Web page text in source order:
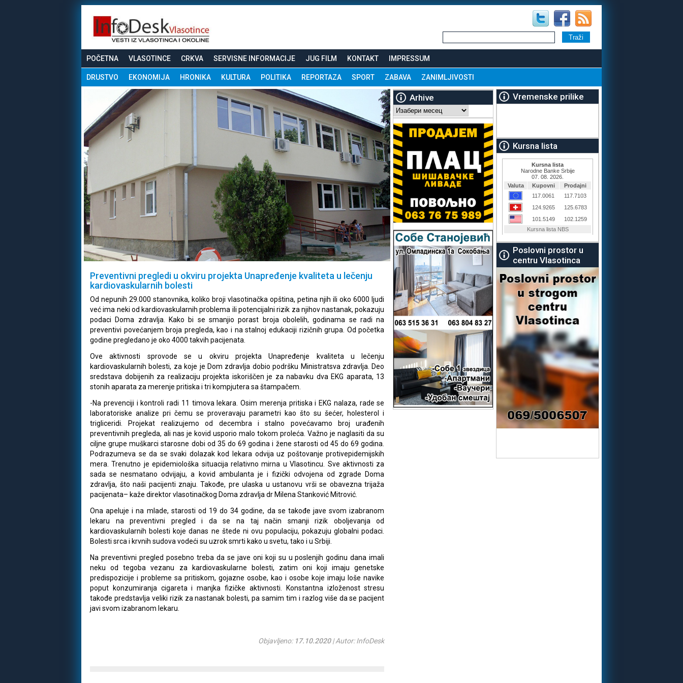
POČETNA VLASOTINCE CRKVA SERVISNE INFORMACIJE JUG FILM KONTAKT IMPRESSUM
DRUSTVO EKONOMIJA HRONIKA KULTURA POLITIKA REPORTAZA SPORT ZABAVA ZANIMLJIVOSTI
Preventivni pregledi u okviru projekta Unapređenje kvaliteta u lečenju
kardiovaskularnih bolesti
Od nepunih 29.000 stanovnika, koliko broji vlasotinačka opština, petina njih ili oko 6000 ljudi
već ima neki od kardiovaskularnih problema ili potencijalni rizik za njihov nastanak, pokazuju
podaci Doma zdravlja. Kako bi se smanjio porast broja obolelih, godinama se radi na
preventivi povećanjem broja pregleda, kao i na stalnoj edukaciji rizičnih grupa. Od početka
godine pregledano je oko 4000 takvih pacijenata.
Ove aktivnosti sprovode se u okviru projekta Unapređenje kvaliteta u lečenju
kardiovaskularnih bolesti, za koje je Dom zdravlja dobio podršku Ministratsva zdravlja. Deo
sredstava dobijenih za realizaciju projekta iskoriščen je za nabavku dva EKG aparata, 13
stonih aparata za merenje pritiska i tri kompjutera sa štampačem.
-Na prevenciji i kontroli radi 11 timova lekara. Osim merenja pritiska i EKG nalaza, rade se
laboratoriske analize pri čemu se proveravaju parametri kao što su šećer, holesterol i
trigliceridi. Projekat realizujemo od decembra i stalno povećavamo broj urađenih
preventivnih pregleda, ali nas je kovid usporio malo tokom proleća. Važno je naglasiti da su
ciljne grupe muškarci starosne dobi od 35 do 69 godina i žene starosti od 45 do 69 godina.
Podrazumeva se da se svaki dolazak kod lekara odvija uz poštovanje protivepidemijskih
mera. Trenutno je epidemiološka situacija relativno mirna u Vlasotincu. Sve aktivnosti za
sada se nesmatano odvijaju, a kovid ambulanta je i fizički odvojena od zgrade Doma
zdravlja, što naši pacijenti znaju. Takođe, pre ulaska u ustanovu vrši se obavezna trijaža
pacijenata– kaže direktor vlasotinačkog Doma zdravlja dr Milena Stanković Mitrović.
Ona apeluje i na mlade, starosti od 19 do 34 godine, da se takođe jave svom izabranom
lekaru na preventivni pregled i da se na taj način smanji rizik oboljevanja od
kardiovaskularnih bolesti koje danas ne štede ni ovu populaciju, pokazuju globalni podaci.
Bolesti srca i krvnih sudova vodeći su uzrok smrti kako u svetu, tako i u Srbiji.
Na preventivni pregled posebno treba da se jave oni koji su u poslenjih godinu dana imali
neku od tegoba vezanu za kardiovaskularne bolesti, zatim oni koji imaju genetske
predispozicije i probleme sa pritiskom, gojazne osobe, kao i osobe koje imaju loše navike
poput konzumiranja cigareta i manjka fizičke aktivnosti. Konstantna izloženost stresu
takođe predstavlja veliki rizik za nastanak bolesti, pa samim tim i razlog više da se pacijent
javi svom izabranom lekaru.
Objavljeno: 17.10.2020| Autor: InfoDesk
Arhive
Arhive
Vremenske prilike
Kursna lista
Poslovni prostor u
centru Vlasotinca